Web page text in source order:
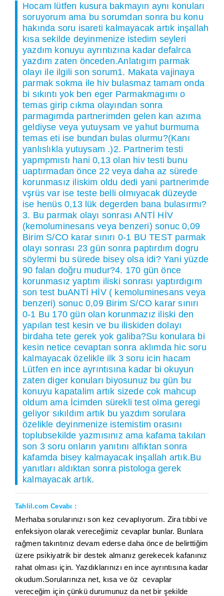
Hocam lütfen kusura bakmayın aynı konuları
soruyorum ama bu sorumdan sonra bu konu
hakında soru isareti kalmayacak artık inşallah
kısa sekilde deyinmenize istedim seyleri
yazdım konuyu ayrıntızına kadar defalrca
yazdım zaten önceden.Anlatıgım parmak
olayı ile ilgili son sorum1. Makata vajinaya
parmak sokma ile hiv bulasmaz tamam onda
bi sıkıntı yok ben eger Parmakmagımı o
temas girip cıkma olayından sonra
parmagımda partnerimden gelen kan azıma
geldiyse veya yutuysam ve yahut burmuma
temas eti ise bundan bulas olurmu?(Kanı
yanlıslıkla yutuysam .)2. Partnerim testi
yapmpmıstı hani 0,13 olan hiv testi bunu
uaptırmadan önce 22 veya daha az sürede
korunmasız iliskim oldu dedi yani partnerimde
vşrüs var ise teste belli olmıyacak düzeyde
ise henüs 0,13 lük degerden bana bulasırmı?
3. Bu parmak olayı sonrası ANTİ HİV
(kemoluminesans veya benzeri) sonuc 0,09
Birim S/CO karar sınırı 0-1 BU TEST parmak
olayı sonrası 23 gün sonra paptırdım dogru
söylermi bu sürede bisey olsa idi? Yani yüzde
90 falan doğru mudur?4. 170 gün önce
korunmasız yaptım iliski sonrası yaptırdıgım
son test buANTİ HİV ( kemoluminesans veya
benzeri) sonuc 0,09 Birim S/CO karar sınırı
0-1 Bu 170 gün olan korunmazız iliski den
yapılan test kesin ve bu iliskiden dolayı
birdaha tete gerek yok galiba?Su konulara bi
kesin netice cevaptan sonra aklımda hic soru
kalmayacak özelikle ilk 3 soru icin hacam
Lütfen en ince ayrıntısına kadar bi okuyun
zaten diger konuları biyosunuz bu gün bu
konuyu kapatalim artık sizede cok mahcup
oldum ama İcimden sürekli test olma geregi
geliyor sıkıldım artık bu yazdım sorulara
özelikle deyinmenize istemistim orasını
toplubsekilde yazmısınız ama kafama takılan
son 3 soru onların yanıtını alfıktan sonra
kafamda bisey kalmayacak inşallah artık.Bu
yanıtları aldıktan sonra pistologa gerek
kalmayacak artık.
Tahlil.com Cevabı :
Merhaba sorularınızı son kez cevaplıyorum. Zira tıbbi ve
enfeksiyon olarak vereceğimiz cevaplar bunlar. Bunlara
rağmen takıntınız devam ederse daha önce de belirttiğim
üzere psikiyatrik bir destek almanız gerekecek kafanınız
rahat olması için. Yazdıklarınızı en ince ayrıntısına kadar
okudum.Sorularınıza net, kısa ve öz cevaplar
vereceğim için çünkü durumunuz da net bir şekilde